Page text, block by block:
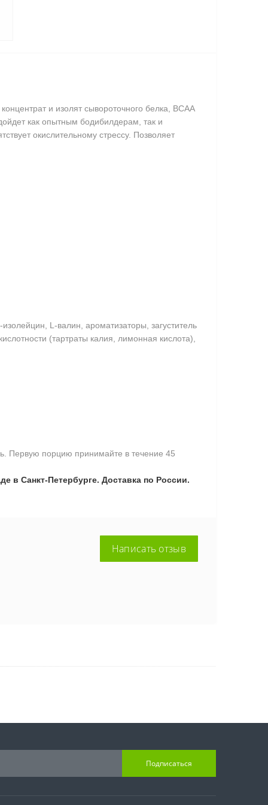
и изолят сывороточного белка, ВСАА
как опытным бодибилдерам, так и
окислительному стрессу. Позволяет
L-валин, ароматизаторы, загуститель
(тартраты калия, лимонная кислота),
Первую порцию принимайте в течение 45
в Санкт-Петербурге. Доставка по России.
Написать отзыв
Подписаться